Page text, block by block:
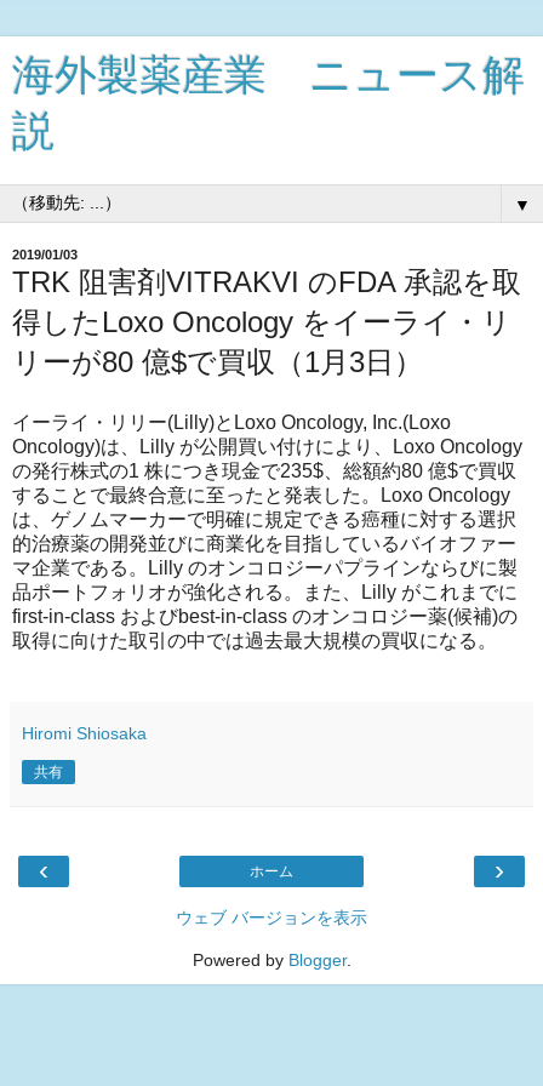
海外製薬産業 ニュース解
説
▼
2019/01/03
TRK 阻害剤VITRAKVI のFDA 承認を取
得したLoxo Oncology をイーライ・リ
リーが80 億$で買収（1月3日）
イーライ・リリー(Lilly)とLoxo Oncology, Inc.(Loxo
Oncology)は、Lilly が公開買い付けにより、Loxo Oncology
の発行株式の1 株につき現金で235$、総額約80 億$で買収
することで最終合意に至ったと発表した。Loxo Oncology
は、ゲノムマーカーで明確に規定できる癌種に対する選択
的治療薬の開発並びに商業化を目指しているバイオファー
マ企業である。Lilly のオンコロジーパプラインならびに製
品ポートフォリオが強化される。また、Lilly がこれまでに
first-in-class およびbest-in-class のオンコロジー薬(候補)の
取得に向けた取引の中では過去最大規模の買収になる。
Hiromi Shiosaka
共有
‹ ›
ホーム
ウェブ バージョンを表示
Powered by Blogger.